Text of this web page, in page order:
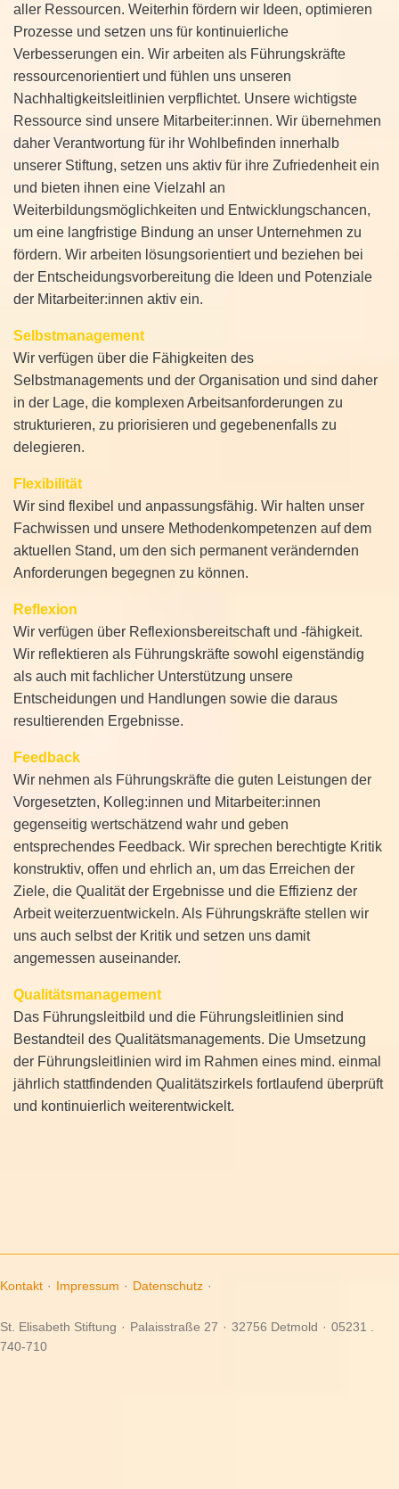
aller Ressourcen. Weiterhin fördern wir Ideen, optimieren
Prozesse und setzen uns für kontinuierliche
Verbesserungen ein. Wir arbeiten als Führungskräfte
ressourcenorientiert und fühlen uns unseren
Nachhaltigkeitsleitlinien verpflichtet. Unsere wichtigste
Ressource sind unsere Mitarbeiter:innen. Wir übernehmen
daher Verantwortung für ihr Wohlbefinden innerhalb
unserer Stiftung, setzen uns aktiv für ihre Zufriedenheit ein
und bieten ihnen eine Vielzahl an
Weiterbildungsmöglichkeiten und Entwicklungschancen,
um eine langfristige Bindung an unser Unternehmen zu
fördern. Wir arbeiten lösungsorientiert und beziehen bei
der Entscheidungsvorbereitung die Ideen und Potenziale
der Mitarbeiter:innen aktiv ein.
Selbstmanagement
Wir verfügen über die Fähigkeiten des
Selbstmanagements und der Organisation und sind daher
in der Lage, die komplexen Arbeitsanforderungen zu
strukturieren, zu priorisieren und gegebenenfalls zu
delegieren.
Flexibilität
Wir sind flexibel und anpassungsfähig. Wir halten unser
Fachwissen und unsere Methodenkompetenzen auf dem
aktuellen Stand, um den sich permanent verändernden
Anforderungen begegnen zu können.
Reflexion
Wir verfügen über Reflexionsbereitschaft und -fähigkeit.
Wir reflektieren als Führungskräfte sowohl eigenständig
als auch mit fachlicher Unterstützung unsere
Entscheidungen und Handlungen sowie die daraus
resultierenden Ergebnisse.
Feedback
Wir nehmen als Führungskräfte die guten Leistungen der
Vorgesetzten, Kolleg:innen und Mitarbeiter:innen
gegenseitig wertschätzend wahr und geben
entsprechendes Feedback. Wir sprechen berechtigte Kritik
konstruktiv, offen und ehrlich an, um das Erreichen der
Ziele, die Qualität der Ergebnisse und die Effizienz der
Arbeit weiterzuentwickeln. Als Führungskräfte stellen wir
uns auch selbst der Kritik und setzen uns damit
angemessen auseinander.
Qualitätsmanagement
Das Führungsleitbild und die Führungsleitlinien sind
Bestandteil des Qualitätsmanagements. Die Umsetzung
der Führungsleitlinien wird im Rahmen eines mind. einmal
jährlich stattfindenden Qualitätszirkels fortlaufend überprüft
und kontinuierlich weiterentwickelt.
Kontakt · Impressum · Datenschutz ·
St. Elisabeth Stiftung · Palaisstraße 27 · 32756 Detmold · 05231 .
740-710